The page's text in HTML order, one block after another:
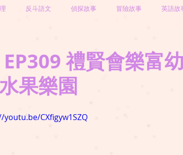
反斗語文 偵探故事 冒險故事 英語故
禮賢會樂富
果樂園
CXfigyw1SZQ